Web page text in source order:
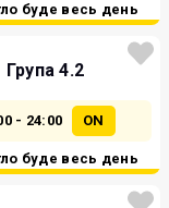
буде весь день
Група 4.2
- 24:00 ON
буде весь день